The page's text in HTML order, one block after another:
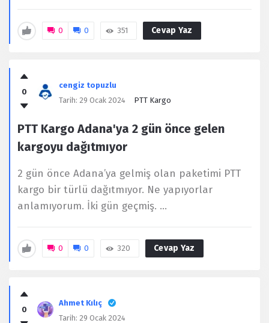
0 0 351 Cevap Yaz
0
cengiz topuzlu
Tarih: 29 Ocak 2024 PTT Kargo
PTT Kargo Adana'ya 2 gün önce gelen
kargoyu dağıtmıyor
2 gün önce Adana’ya gelmiş olan paketimi PTT
kargo bir türlü dağıtmıyor. Ne yapıyorlar
anlamıyorum. İki gün geçmiş. ...
0 0 320 Cevap Yaz
0
Ahmet Kılıç
Tarih: 29 Ocak 2024